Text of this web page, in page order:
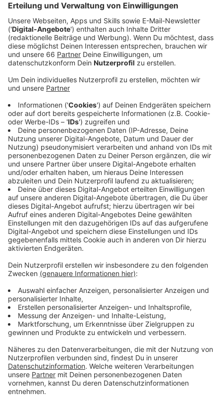
Projektes dazu gesellt.
Veröffentlicht:Donnerstag, 12.12.2024 12:09
Anzeige
Ergebnis: Der Architekten-Wettbewerb kommt. Der
Rat hat sich heute mehr Kontrolle über das größte
Zukunfts-Projekt Düsseldorfs gesichert. CDU, SPD,
GRÜNE und FDP hatten kurzfristig einen gemeinsamen
Änderungsantrageingebracht, die AfD schloss sich an.
Anzeige
Politik bekommt mehr Mitspracherecht
Anzeige
Im Wesentlichen geht es darum, dass die Politik öfter
gefragt werden soll, wenn finanzielle Mittel für die
Opern-Planung freizugeben sind. Außerdem soll der
Rat nach dem Architekten-Wettbewerb den von einer
Jury bestimmten Siegerentwurf nochmal absegnen -
auch hier mit besonderem Fokus auf die Kosten. Der
Baustart für dieneue Oper am Wehrhahnwird
frühestens Ende dieses Jahrzehnts erfolgen.
Anzeige
Weitere Infos und Links zum Thema:
Anzeige